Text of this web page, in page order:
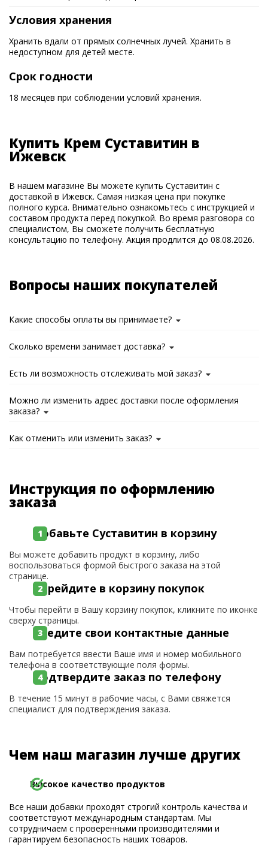
Условия хранения
Хранить вдали от прямых солнечных лучей. Хранить в
недоступном для детей месте.
Срок годности
18 месяцев при соблюдении условий хранения.
Купить Крем Суставитин в
Ижевск
В нашем магазине Вы можете купить Суставитин с
доставкой в Ижевск. Самая низкая цена при покупке
полного курса. Внимательно ознакомьтесь с инструкцией и
составом продукта перед покупкой. Во время разговора со
специалистом, Вы сможете получить бесплатную
консультацию по телефону. Акция продлится до 08.08.2026.
Вопросы наших покупателей
Какие способы оплаты вы принимаете?
Сколько времени занимает доставка?
Есть ли возможность отслеживать мой заказ?
Можно ли изменить адрес доставки после оформления
заказа?
Как отменить или изменить заказ?
Инструкция по оформлению
заказа
Добавьте Суставитин в корзину
Вы можете добавить продукт в корзину, либо
воспользоваться формой быстрого заказа на этой
странице.
Перейдите в корзину покупок
Чтобы перейти в Вашу корзину покупок, кликните по иконке
сверху страницы.
Введите свои контактные данные
Вам потребуется ввести Ваше имя и номер мобильного
телефона в соответствующие поля формы.
Подтвердите заказ по телефону
В течение 15 минут в рабочие часы, с Вами свяжется
специалист для подтверждения заказа.
Чем наш магазин лучше других
Высокое качество продуктов
Все наши добавки проходят строгий контроль качества и
соответствуют международным стандартам. Мы
сотрудничаем с проверенными производителями и
гарантируем безопасность наших товаров.